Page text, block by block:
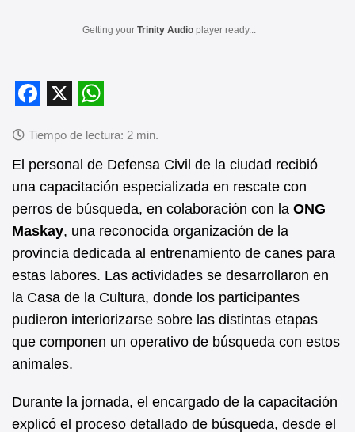
Getting your Trinity Audio player ready...
a
c
e
b
o
o
k
h
a
t
s
A
p
p
El personal de Defensa Civil de la ciudad recibió
una capacitación especializada en rescate con
perros de búsqueda, en colaboración con la ONG
Maskay, una reconocida organización de la
provincia dedicada al entrenamiento de canes para
estas labores. Las actividades se desarrollaron en
la Casa de la Cultura, donde los participantes
pudieron interiorizarse sobre las distintas etapas
que componen un operativo de búsqueda con estos
animales.
Durante la jornada, el encargado de la capacitación
explicó el proceso detallado de búsqueda, desde el